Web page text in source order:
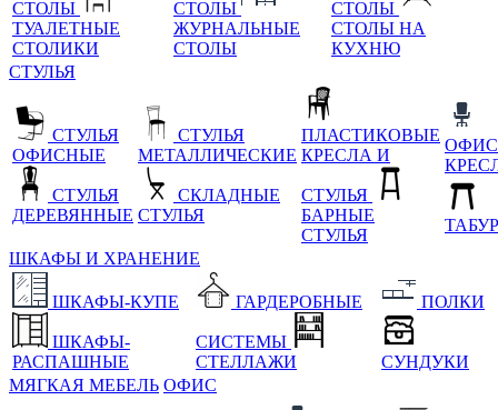
СТОЛЫ
ТУАЛЕТНЫЕ
СТОЛИКИ
СТОЛЫ
ЖУРНАЛЬНЫЕ
СТОЛЫ
СТОЛЫ
СТОЛЫ НА
КУХНЮ
СТУЛЬЯ
СТУЛЬЯ
ОФИСНЫЕ
СТУЛЬЯ
ДЕРЕВЯННЫЕ
СТУЛЬЯ
МЕТАЛЛИЧЕСКИЕ
СКЛАДНЫЕ
СТУЛЬЯ
ПЛАСТИКОВЫЕ
КРЕСЛА И
СТУЛЬЯ
БАРНЫЕ
СТУЛЬЯ
ШКАФЫ И ХРАНЕНИЕ
ШКАФЫ-КУПЕ
ШКАФЫ-
РАСПАШНЫЕ
ГАРДЕРОБНЫЕ
СИСТЕМЫ
СТЕЛЛАЖИ
ПОЛКИ
СУНДУКИ
МЯГКАЯ МЕБЕЛЬ ОФИС